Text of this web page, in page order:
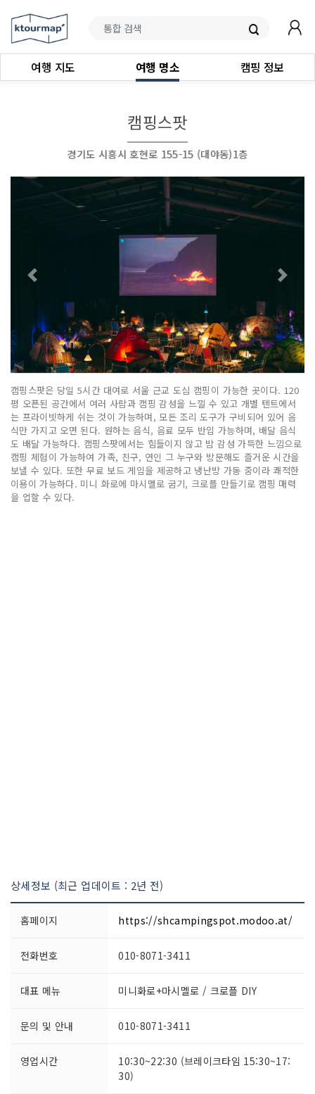
여행 지도 여행 명소 캠핑 정보
캠핑스팟
경기도 시흥시 호현로 155-15 (대야동)1층
캠핑스팟은 당일 5시간 대여로 서울 근교 도심 캠핑이 가능한 곳이다. 120
평 오픈된 공간에서 여러 사람과 캠핑 감성을 느낄 수 있고 개별 텐트에서
는 프라이빗하게 쉬는 것이 가능하며, 모든 조리 도구가 구비되어 있어 음
식만 가지고 오면 된다. 원하는 음식, 음료 모두 반입 가능하며, 배달 음식
도 배달 가능하다. 캠핑스팟에서는 힘들이지 않고 밤 감성 가득한 느낌으로
캠핑 체험이 가능하여 가족, 친구, 연인 그 누구와 방문해도 즐거운 시간을
보낼 수 있다. 또한 무료 보드 게임을 제공하고 냉난방 가동 중이라 쾌적한
이용이 가능하다. 미니 화로에 마시멜로 굽기, 크로플 만들기로 캠핑 매력
을 업할 수 있다.
상세정보 (최근 업데이트 : 2년 전)
홈페이지 https://shcampingspot.modoo.at/
전화번호 010-8071-3411
대표 메뉴 미니화로+마시멜로 / 크로플 DIY
문의 및 안내 010-8071-3411
영업시간
10:30~22:30 (브레이크타임 15:30~17:
30)